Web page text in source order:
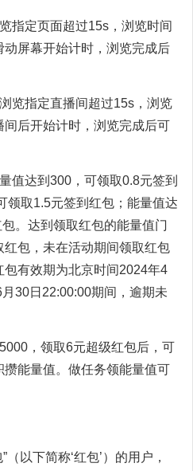
指定页面超过15s，浏览时间
屏幕开始计时，浏览完成后
览指定直播间超过15s，浏览
后开始计时，浏览完成后可
值达到300，可领取0.8元签到
领取1.5元签到红包；能量值达
。达到领取红包的能量值门
包，未在活动期间领取红包
有效期为北京时间2024年4
30日22:00:00期间，逾期未
，领取6元超级红包后，可
攒能量值。做任务领能量值可
以下简称‘红包’）的用户，